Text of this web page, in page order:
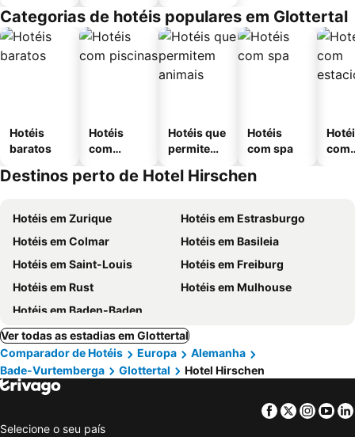
Categorias de hotéis populares em Glottertal
Hotéis
baratos
Hotéis
com
Hotéis que
permitem
Hotéis
com spa
com
Destinos perto de Hotel Hirschen
Hotéis em Zurique
Hotéis em Estrasburgo
Hotéis em Colmar
Hotéis em Basileia
Hotéis em Saint-Louis
Hotéis em Freiburg
Hotéis em Rust
Hotéis em Mulhouse
Hotéis em Baden-Baden
Ver todas as estadias em Glottertal
Comparador de Hotéis
Europa
Alemanha
Bade-Vurtemberga
Glottertal Hotel Hirschen
Facebook
Twitter
Selecione o seu país